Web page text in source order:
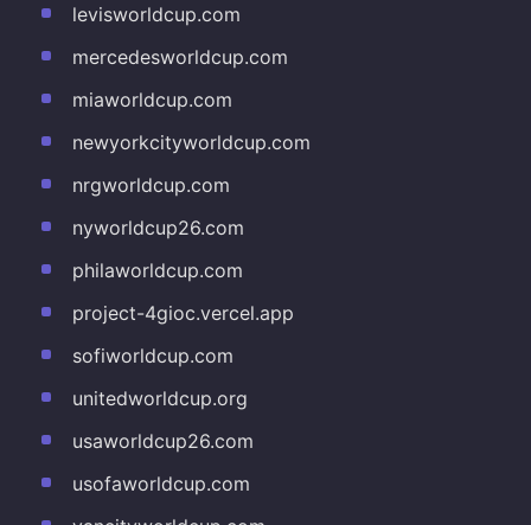
levisworldcup.com
mercedesworldcup.com
miaworldcup.com
newyorkcityworldcup.com
nrgworldcup.com
nyworldcup26.com
philaworldcup.com
project-4gioc.vercel.app
sofiworldcup.com
unitedworldcup.org
usaworldcup26.com
usofaworldcup.com